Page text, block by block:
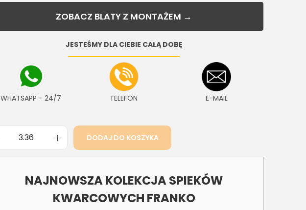
ZOBACZ BLATY Z MONTAŻEM →
JESTEŚMY DLA CIEBIE CAŁĄ DOBĘ
WHATSAPP - 24/7 TELEFON E-MAIL
DODAJ DO KOSZYKA
NAJNOWSZA KOLEKCJA SPIEKÓW
KWARCOWYCH FRANKO